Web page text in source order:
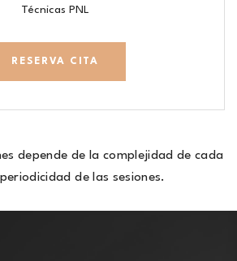
Técnicas PNL
RESERVA CITA
depende de la complejidad de cada
de las sesiones.